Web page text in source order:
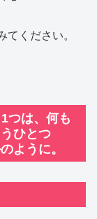
てください。
つは、何も
ひとつ
ように。